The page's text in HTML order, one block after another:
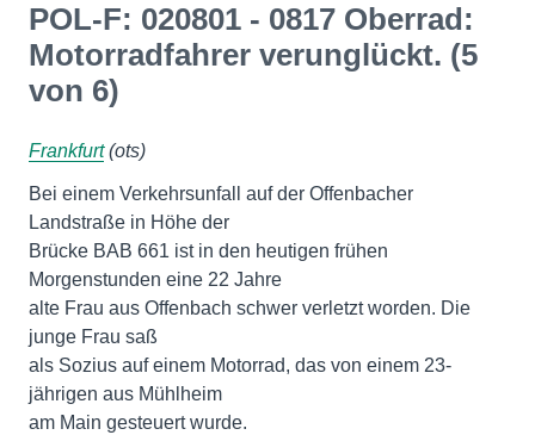
POL-F: 020801 - 0817 Oberrad:
Motorradfahrer verunglückt. (5
von 6)
Frankfurt(ots)
Bei einem Verkehrsunfall auf der Offenbacher
Landstraße in Höhe der
Brücke BAB 661 ist in den heutigen frühen
Morgenstunden eine 22 Jahre
alte Frau aus Offenbach schwer verletzt worden. Die
junge Frau saß
als Sozius auf einem Motorrad, das von einem 23-
jährigen aus Mühlheim
am Main gesteuert wurde.